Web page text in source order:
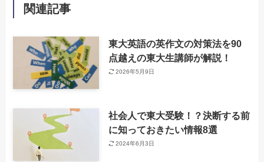
関連記事
東大英語の英作文の対策法を90
点越えの東大生講師が解説！
2026年5月9日
社会人で東大受験！？決断する前
に知っておきたい情報8選
2024年6月3日